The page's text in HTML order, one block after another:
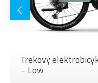
Trekový
– Low